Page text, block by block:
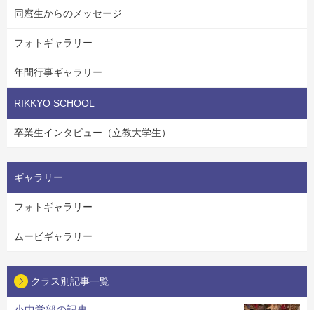
同窓生からのメッセージ
フォトギャラリー
年間行事ギャラリー
RIKKYO SCHOOL
卒業生インタビュー（立教大学生）
ギャラリー
フォトギャラリー
ムービギャラリー
クラス別記事一覧